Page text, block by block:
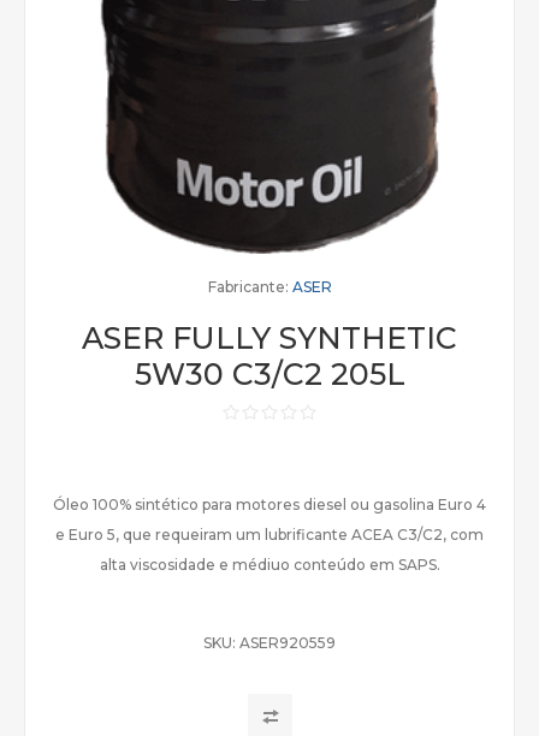
Fabricante: ASER
ASER FULLY SYNTHETIC
5W30 C3/C2 205L
Óleo 100% sintético para motores diesel ou gasolina Euro 4
e Euro 5, que requeiram um lubrificante ACEA C3/C2, com
alta viscosidade e médiuo conteúdo em SAPS.
SKU: ASER920559